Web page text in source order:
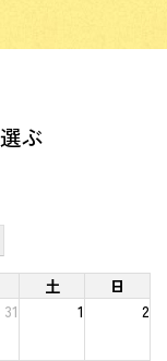
ぶ
土
日
31 1 2